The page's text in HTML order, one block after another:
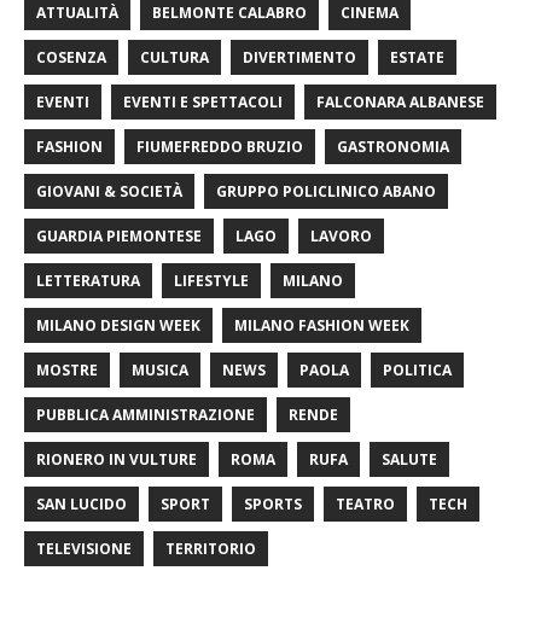
ATTUALITÀ BELMONTE CALABRO CINEMA
COSENZA CULTURA DIVERTIMENTO ESTATE
EVENTI EVENTI E SPETTACOLI FALCONARA ALBANESE
FASHION FIUMEFREDDO BRUZIO GASTRONOMIA
GIOVANI & SOCIETÀ GRUPPO POLICLINICO ABANO
GUARDIA PIEMONTESE LAGO LAVORO
LETTERATURA LIFESTYLE MILANO
MILANO DESIGN WEEK MILANO FASHION WEEK
MOSTRE MUSICA NEWS PAOLA POLITICA
PUBBLICA AMMINISTRAZIONE RENDE
RIONERO IN VULTURE ROMA RUFA SALUTE
SAN LUCIDO SPORT SPORTS TEATRO TECH
TELEVISIONE TERRITORIO